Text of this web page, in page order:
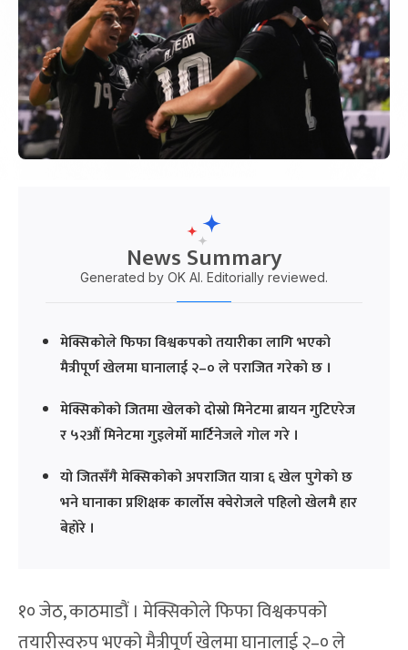
News Summary
Generated by OK AI. Editorially reviewed.
मेक्सिकोले फिफा विश्वकपको तयारीका लागि भएको
मैत्रीपूर्ण खेलमा घानालाई २–० ले पराजित गरेको छ ।
मेक्सिकोको जितमा खेलको दोस्रो मिनेटमा ब्रायन गुटिएरेज
र ५२औं मिनेटमा गुइलेर्मो मार्टिनेजले गोल गरे ।
यो जितसँगै मेक्सिकोको अपराजित यात्रा ६ खेल पुगेको छ
भने घानाका प्रशिक्षक कार्लोस क्वेरोजले पहिलो खेलमै हार
बेहोरे ।
१० जेठ, काठमाडौं । मेक्सिकोले फिफा विश्वकपको
तयारीस्वरुप भएको मैत्रीपूर्ण खेलमा घानालाई २–० ले